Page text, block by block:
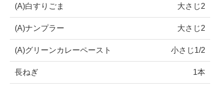
(A)白すりごま 大さじ2
(A)ナンプラー 大さじ2
(A)グリーンカレーペースト 小さじ1/2
長ねぎ 1本